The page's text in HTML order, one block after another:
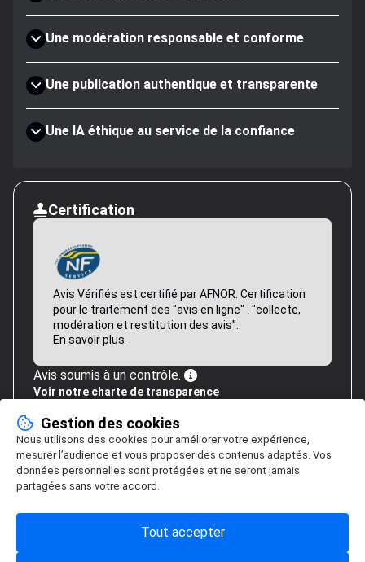
Une modération responsable et conforme
Une publication authentique et transparente
Une IA éthique au service de la confiance
Certification
Avis Vérifiés est certifié par AFNOR. Certification
pour le traitement des "avis en ligne" : "collecte,
modération et restitution des avis".
En savoir plus
Avis soumis à un contrôle.
Voir notre charte de transparence
Gestion des cookies
Nous utilisons des cookies pour améliorer votre expérience,
mesurer l’audience et vous proposer des contenus adaptés. Vos
données personnelles sont protégées et ne seront jamais
partagées sans votre accord.
Tout accepter